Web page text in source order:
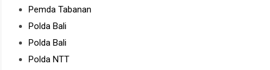
Pemda Tabanan
Polda Bali
Polda Bali
Polda NTT